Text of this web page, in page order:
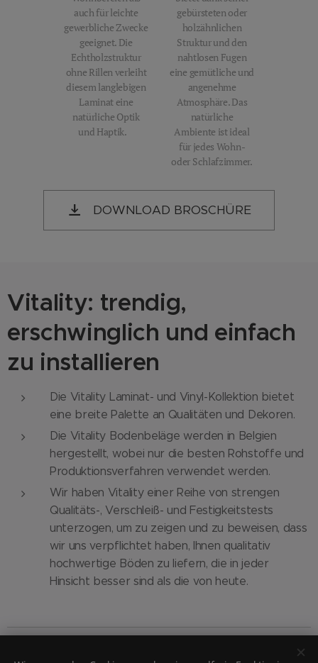
auch für leichte
gewerbliche Zwecke
geeignet. Die
Echtholzstruktur
ohne Rillen verleiht
diesem langlebigen
Laminat eine
natürliche Optik
und Haptik.
gebürsteten oder
holzähnlichen
Struktur und den
nahtlosen Fugen
eine gemütliche und
angenehme
Atmosphäre. Das
natürliche
Ambiente ist ideal
für jedes Wohn-
oder Schlafzimmer.
DOWNLOAD BROSCHÜRE
Vitality: trendig,
erschwinglich und einfach
zu installieren
Die Vitality Laminat- und Vinyl-Kollektion bietet
eine breite Palette an Qualitäten und Dekoren.
Die Vitality Bodenbeläge werden in Belgien
hergestellt, wobei nur die besten Rohstoffe und
Produktionsverfahren verwendet werden.
Wir haben Vitality einer Reihe von strengen
Qualitäts-, Verschleiß- und Festigkeitstests
unterzogen, um zu zeigen und zu beweisen, dass
wir uns verpflichtet haben, Ihnen qualitativ
hochwertige Böden zu liefern, die in jeder
Hinsicht besser sind als die von heute.
Unilin bv– Ooigemstraat 3 – 8710 Wielsbeke – BELGIUM – tel + 32 56